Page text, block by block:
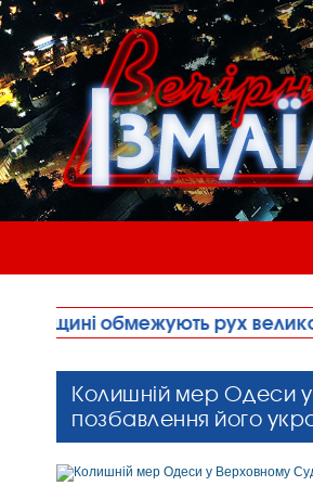
рух великовагового
Колишній мер Одеси
позбавлення його